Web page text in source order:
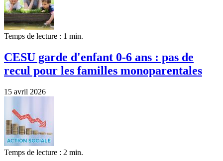
Temps de lecture : 1 min.
CESU garde d'enfant 0-6 ans : pas de
recul pour les familles monoparentales
15 avril 2026
Temps de lecture : 2 min.